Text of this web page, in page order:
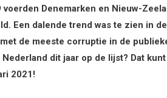
voerden Denemarken en Nieuw-
Een dalende trend was te zien in
de meeste corruptie in de
Nederland dit jaar op de lijst? Dat
2021!